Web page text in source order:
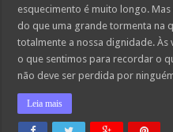
esquecimento é muito longo.
do que uma grande tormenta na
totalmente a nossa dignidade.
o que sentimos para recordar o
não deve ser perdida por
Leia mais